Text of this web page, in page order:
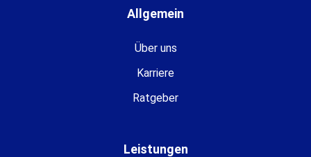
Allgemein
Über uns
Karriere
Ratgeber
Leistungen